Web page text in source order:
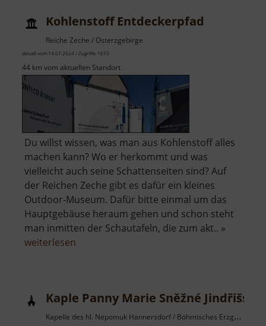
Kohlenstoff Entdeckerpfad
Reiche Zeche / Osterzgebirge
aktuell vom 14.07.2024 / Zugriffe: 1673
44 km vom aktuellen Standort
Du willst wissen, was man aus Kohlenstoff alles
machen kann? Wo er herkommt und was
vielleicht auch seine Schattenseiten sind? Auf
der Reichen Zeche gibt es dafür ein kleines
Outdoor-Museum. Dafür bitte einmal um das
Hauptgebäuse heraum gehen und schon steht
man inmitten der Schautafeln, die zum akt.. »
weiterlesen
Kaple Panny Marie Sněžné Jindřišská
Kapelle des hl. Nepomuk Hannersdorf / Böhmisches Erzgebirge